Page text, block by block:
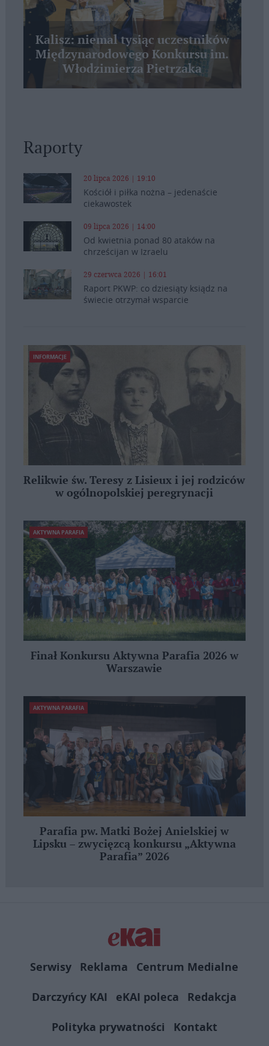
Kalisz: niemal tysiąc uczestników
Międzynarodowego Konkursu im.
Włodzimierza Pietrzaka
Raporty
20 lipca 2026 | 19:10
Kościół i piłka nożna – jedenaście
ciekawostek
09 lipca 2026 | 14:00
Od kwietnia ponad 80 ataków na
chrześcijan w Izraelu
29 czerwca 2026 | 16:01
Raport PKWP: co dziesiąty ksiądz na
świecie otrzymał wsparcie
INFORMACJE
Relikwie św. Teresy z Lisieux i jej rodziców
w ogólnopolskiej peregrynacji
AKTYWNA PARAFIA
Finał Konkursu Aktywna Parafia 2026 w
Warszawie
AKTYWNA PARAFIA
Parafia pw. Matki Bożej Anielskiej w
Lipsku – zwycięzcą konkursu „Aktywna
Parafia” 2026
Serwisy Reklama
Centrum Medialne
Darczyńcy KAI
eKAI poleca
Redakcja
Polityka prywatności
Kontakt